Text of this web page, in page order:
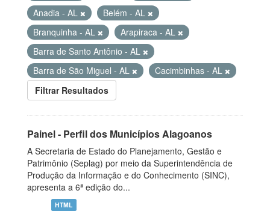
Anadia - AL
Belém - AL
Branquinha - AL
Arapiraca - AL
Barra de Santo Antônio - AL
Barra de São Miguel - AL
Cacimbinhas - AL
Filtrar Resultados
Painel - Perfil dos Municípios Alagoanos
A Secretaria de Estado do Planejamento, Gestão e
Patrimônio (Seplag) por meio da Superintendência de
Produção da Informação e do Conhecimento (SINC),
apresenta a 6ª edição do...
HTML